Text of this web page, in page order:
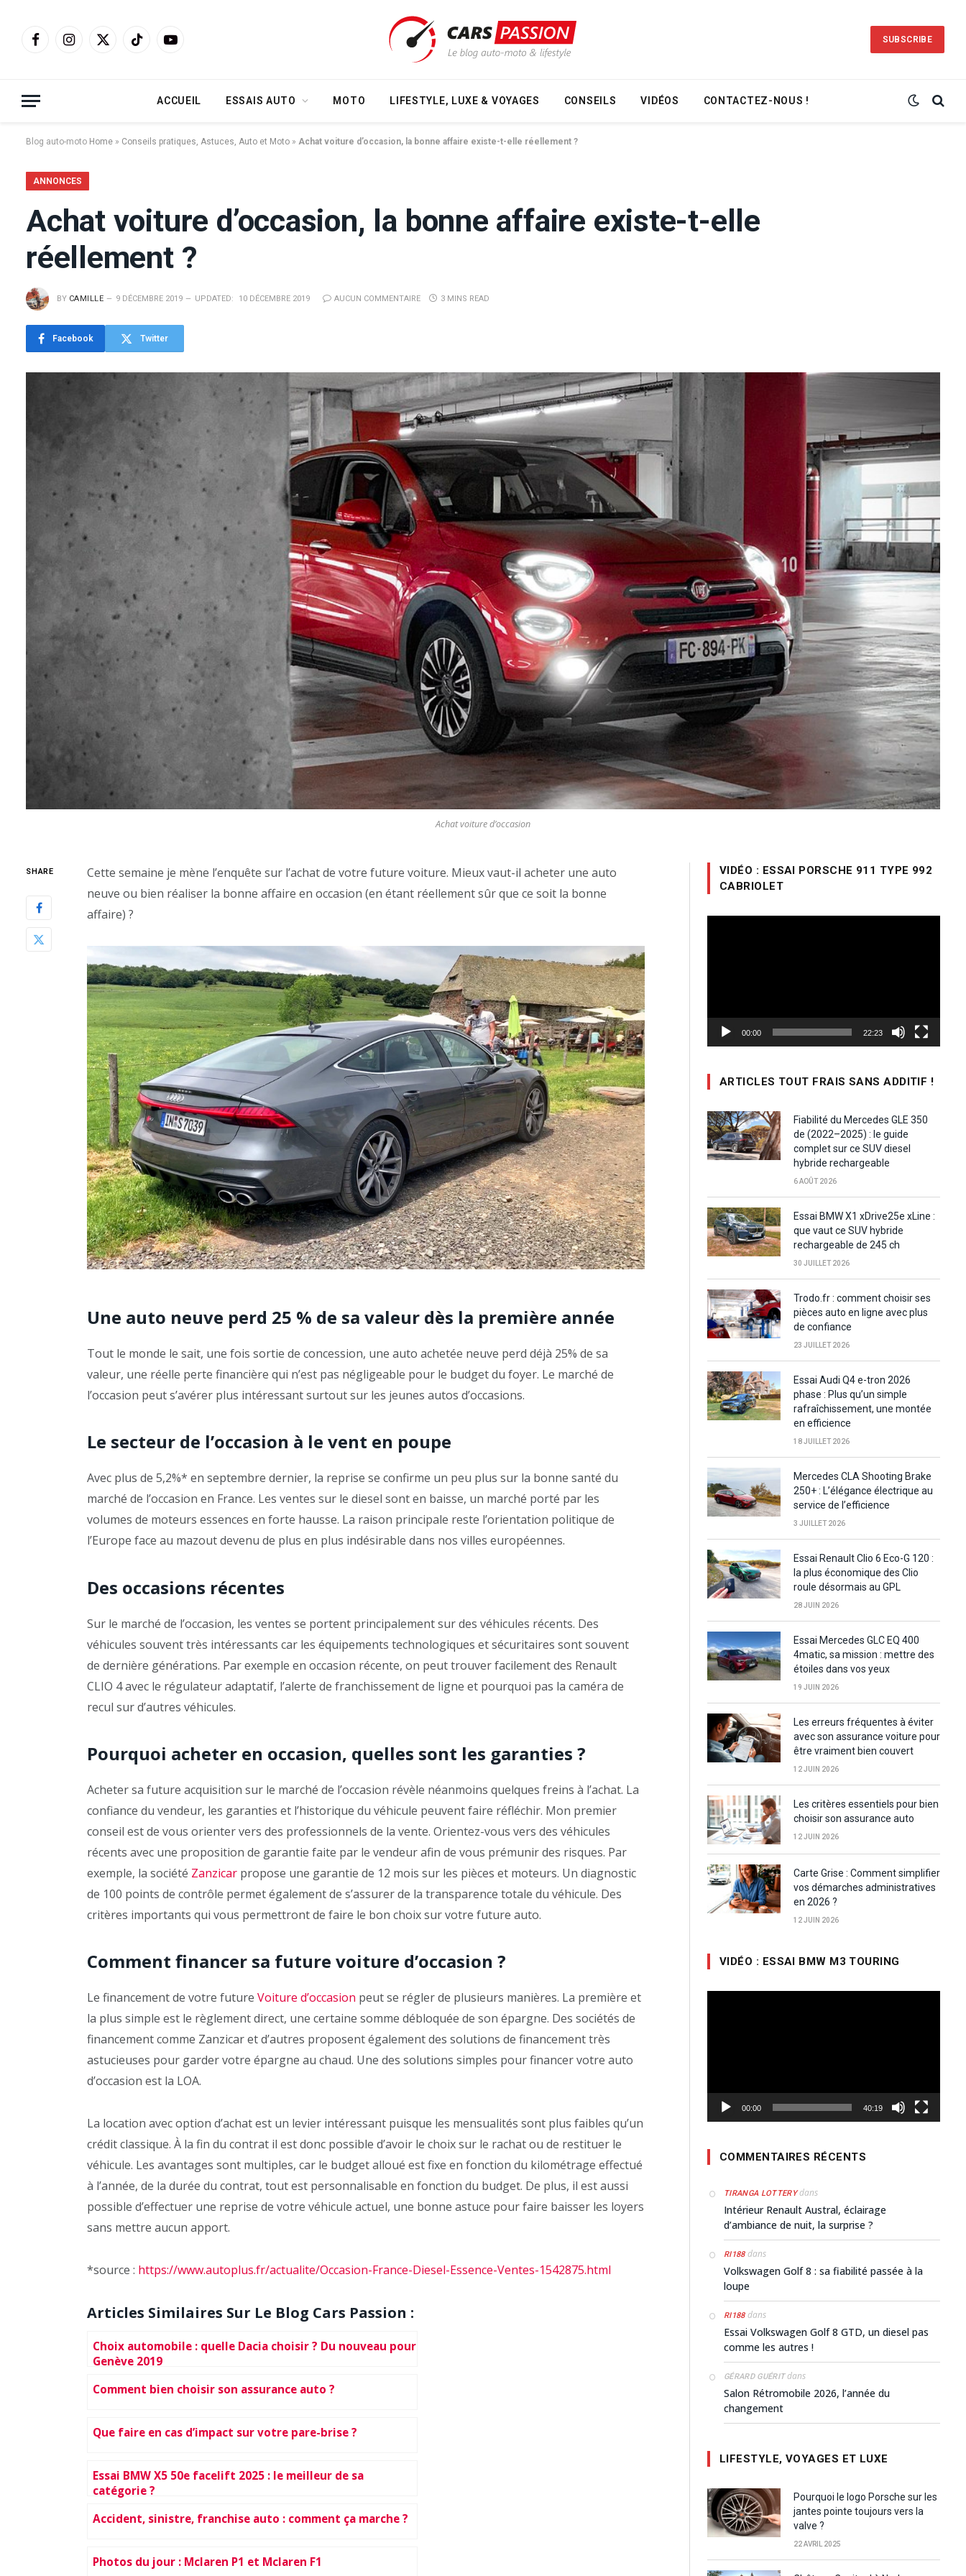
FacebookInstagram
X
TikTokYouTube SUBSCRIBE
ACCUEIL ESSAIS AUTO MOTO LIFESTYLE, LUXE & VOYAGES CONSEILS VIDÉOS CONTACTEZ-NOUS !
Blog auto-moto Home » Conseils pratiques, Astuces, Auto et Moto » Achat voiture d’occasion, la bonne affaire existe-t-elle réellement ?
ANNONCES
Achat voiture d’occasion, la bonne affaire existe-t-elle
réellement ?
BY CAMILLE 9 DÉCEMBRE 2019 UPDATED: 10 DÉCEMBRE 2019 AUCUN COMMENTAIRE 3 MINS READ
Facebook Twitter
Achat voiture d’occasion
SHARE
Cette semaine je mène l’enquête sur l’achat de votre future voiture. Mieux vaut-il acheter une auto
neuve ou bien réaliser la bonne affaire en occasion (en étant réellement sûr que ce soit la bonne
affaire) ?
Une auto neuve perd 25 % de sa valeur dès la première année
Tout le monde le sait, une fois sortie de concession, une auto achetée neuve perd déjà 25% de sa
valeur, une réelle perte financière qui n’est pas négligeable pour le budget du foyer. Le marché de
l’occasion peut s’avérer plus intéressant surtout sur les jeunes autos d’occasions.
Le secteur de l’occasion à le vent en poupe
Avec plus de 5,2%* en septembre dernier, la reprise se confirme un peu plus sur la bonne santé du
marché de l’occasion en France. Les ventes sur le diesel sont en baisse, un marché porté par les
volumes de moteurs essences en forte hausse. La raison principale reste l’orientation politique de
l’Europe face au mazout devenu de plus en plus indésirable dans nos villes européennes.
Des occasions récentes
Sur le marché de l’occasion, les ventes se portent principalement sur des véhicules récents. Des
véhicules souvent très intéressants car les équipements technologiques et sécuritaires sont souvent
de dernière générations. Par exemple en occasion récente, on peut trouver facilement des Renault
CLIO 4 avec le régulateur adaptatif, l’alerte de franchissement de ligne et pourquoi pas la caméra de
recul sur d’autres véhicules.
Pourquoi acheter en occasion, quelles sont les garanties ?
Acheter sa future acquisition sur le marché de l’occasion révèle néanmoins quelques freins à l’achat. La
confiance du vendeur, les garanties et l’historique du véhicule peuvent faire réfléchir. Mon premier
conseil est de vous orienter vers des professionnels de la vente. Orientez-vous vers des véhicules
récents avec une proposition de garantie faite par le vendeur afin de vous prémunir des risques. Par
exemple, la société Zanzicarpropose une garantie de 12 mois sur les pièces et moteurs. Un diagnostic
de 100 points de contrôle permet également de s’assurer de la transparence totale du véhicule. Des
critères importants qui vous permettront de faire le bon choix sur votre future auto.
Comment financer sa future voiture d’occasion ?
Le financement de votre future Voiture d’occasion peut se régler de plusieurs manières. La première et
la plus simple est le règlement direct, une certaine somme débloquée de son épargne. Des sociétés de
financement comme Zanzicar et d’autres proposent également des solutions de financement très
astucieuses pour garder votre épargne au chaud. Une des solutions simples pour financer votre auto
d’occasion est la LOA.
La location avec option d’achat est un levier intéressant puisque les mensualités sont plus faibles qu’un
crédit classique. À la fin du contrat il est donc possible d’avoir le choix sur le rachat ou de restituer le
véhicule. Les avantages sont multiples, car le budget alloué est fixe en fonction du kilométrage effectué
à l’année, de la durée du contrat, tout est personnalisable en fonction du budget. De plus, il est aussi
possible d’effectuer une reprise de votre véhicule actuel, une bonne astuce pour faire baisser les loyers
sans mettre aucun apport.
*source : https://www.autoplus.fr/actualite/Occasion-France-Diesel-Essence-Ventes-1542875.html
Articles Similaires Sur Le Blog Cars Passion :
Choix automobile : quelle Dacia choisir ? Du nouveau pour
Genève 2019
Comment bien choisir son assurance auto ?
Que faire en cas d’impact sur votre pare-brise ?
Essai BMW X5 50e facelift 2025 : le meilleur de sa
catégorie ?
Accident, sinistre, franchise auto : comment ça marche ?
Photos du jour : Mclaren P1 et Mclaren F1
VIDÉO : ESSAI PORSCHE 911 TYPE 992
CABRIOLET
00:00 22:23
ARTICLES TOUT FRAIS SANS ADDITIF !
Fiabilité du Mercedes GLE 350
de (2022–2025) : le guide
complet sur ce SUV diesel
hybride rechargeable
6 AOÛT 2026
Essai BMW X1 xDrive25e xLine :
que vaut ce SUV hybride
rechargeable de 245 ch
30 JUILLET 2026
Trodo.fr : comment choisir ses
pièces auto en ligne avec plus
de confiance
23 JUILLET 2026
Essai Audi Q4 e-tron 2026
phase : Plus qu’un simple
rafraîchissement, une montée
en efficience
18 JUILLET 2026
Mercedes CLA Shooting Brake
250+ : L’élégance électrique au
service de l’efficience
3 JUILLET 2026
Essai Renault Clio 6 Eco-G 120 :
la plus économique des Clio
roule désormais au GPL
28 JUIN 2026
Essai Mercedes GLC EQ 400
4matic, sa mission : mettre des
étoiles dans vos yeux
19 JUIN 2026
Les erreurs fréquentes à éviter
avec son assurance voiture pour
être vraiment bien couvert
12 JUIN 2026
Les critères essentiels pour bien
choisir son assurance auto
12 JUIN 2026
Carte Grise : Comment simplifier
vos démarches administratives
en 2026 ?
12 JUIN 2026
VIDÉO : ESSAI BMW M3 TOURING
00:00 40:19
COMMENTAIRES RÉCENTS
TIRANGA LOTTERYdans
Intérieur Renault Austral, éclairage
d’ambiance de nuit, la surprise ?
RI188dans
Volkswagen Golf 8 : sa fiabilité passée à la
loupe
RI188dans
Essai Volkswagen Golf 8 GTD, un diesel pas
comme les autres !
GÉRARD GUÉRITdans
Salon Rétromobile 2026, l’année du
changement
LIFESTYLE, VOYAGES ET LUXE
Pourquoi le logo Porsche sur les
jantes pointe toujours vers la
valve ?
22 AVRIL 2025